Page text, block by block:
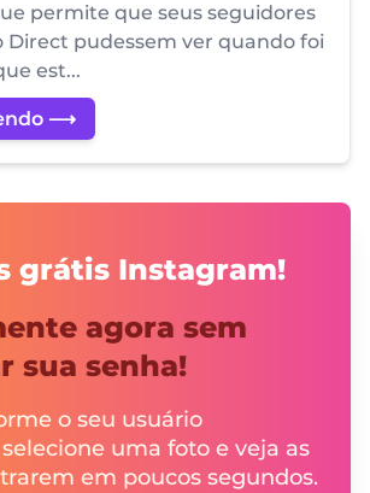
permite que seus seguidores
Direct pudessem ver quando foi
est...
⟶
grátis Instagram!
agora sem
sua senha!
o seu usuário
uma foto e veja as
em poucos segundos.